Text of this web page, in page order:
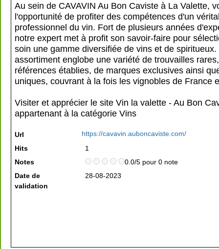
Au sein de CAVAVIN Au Bon Caviste à La Valette,
l'opportunité de profiter des compétences d'un
professionnel du vin. Fort de plusieurs années
notre expert met à profit son savoir-faire pour
soin une gamme diversifiée de vins et de spiritueux.
assortiment englobe une variété de trouvailles
références établies, de marques exclusives ainsi
uniques, couvrant à la fois les vignobles de France
Visiter et apprécier le site Vin la valette - Au Bon
appartenant à la catégorie Vins
Url
https://cavavin.auboncaviste.com/
Hits
1
Notes
0.0/5 pour 0 note
Date de
validation
28-08-2023